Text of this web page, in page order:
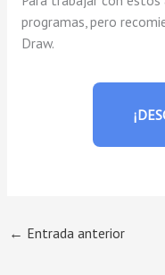
programas, pero
Draw.
← Entrada anterior